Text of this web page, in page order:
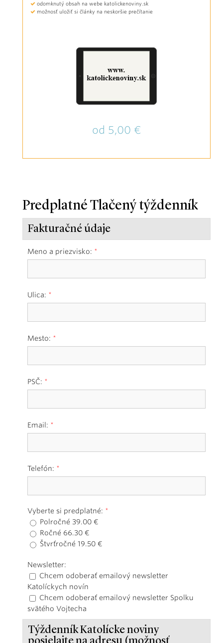
odomknutý obsah na webe katolickenoviny.sk
možnosť uložiť si články na neskoršie prečítanie
od 5,00 €
Predplatné Tlačený týždenník
Fakturačné údaje
Meno a priezvisko: *
Ulica: *
Mesto: *
PSČ: *
Email: *
Telefón: *
Vyberte si predplatné: *
Polročné 39.00 €
Ročné 66.30 €
Štvrťročné 19.50 €
Newsletter:
Chcem odoberať emailový newsletter
Katolíckych novín
Chcem odoberať emailový newsletter Spolku
svätého Vojtecha
Týždenník Katolícke noviny